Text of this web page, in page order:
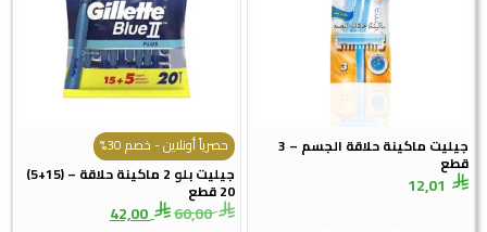
جيليت ماكينة حلاقة الجسم – 3
قطع
12,01
حصرياً أونلاين - خصم 30%
جيليت بلو 2 ماكينة حلاقة – (15+5)
20 قطع
60,00
42,00